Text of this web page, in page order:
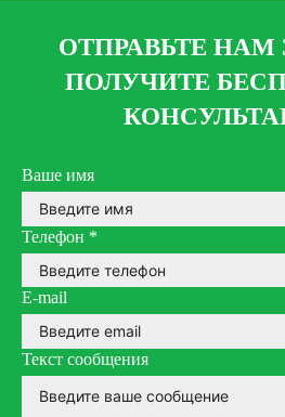
ОТПРАВЬТЕ НАМ
ПОЛУЧИТЕ
Ваше имя
Телефон *
E-mail
Текст сообщения